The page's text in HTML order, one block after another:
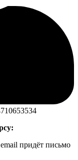
придёт письмо